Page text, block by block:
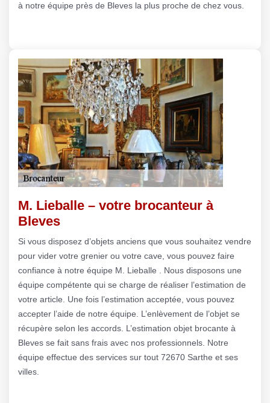
à notre équipe près de Bleves la plus proche de chez vous.
M. Lieballe – votre brocanteur à
Bleves
Si vous disposez d’objets anciens que vous souhaitez vendre
pour vider votre grenier ou votre cave, vous pouvez faire
confiance à notre équipe M. Lieballe . Nous disposons une
équipe compétente qui se charge de réaliser l’estimation de
votre article. Une fois l’estimation acceptée, vous pouvez
accepter l’aide de notre équipe. L’enlèvement de l’objet se
récupère selon les accords. L’estimation objet brocante à
Bleves se fait sans frais avec nos professionnels. Notre
équipe effectue des services sur tout 72670 Sarthe et ses
villes.